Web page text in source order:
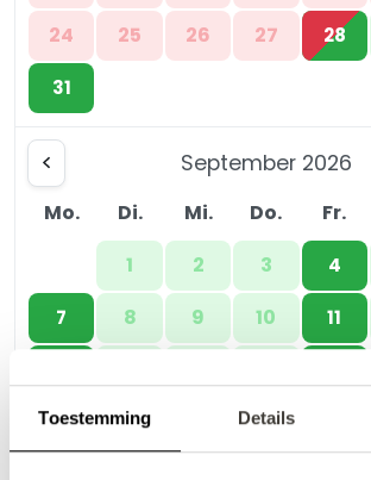
Toestemming Details
24
25 26 27 28
31
September 2026
Mo. Di. Mi. Do. Fr.
1
2 3 4
7 8 9 10 11
21 22 24